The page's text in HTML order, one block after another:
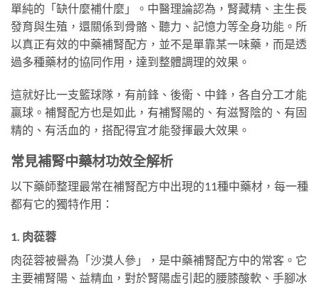
單純的「缺什麼補什麼」。中醫理論認為，腎藏精、主生長
發育與生殖，還關係到骨骼、聽力、記憶力等全身功能。所
以真正有效的中藥補腎配方，並不是單靠某一味藥，而是透
過多種藥材的協同作用，達到整體調理的效果。
這就好比一支籃球隊，有前鋒、後衛、中鋒，各自分工才能
贏球。補腎配方也是如此，有補腎陽的、有滋腎陰的、有固
精的、有活血的，搭配得宜才能發揮最大效果。
常見補腎中藥材功效全解析
以下藥師整理最常在補腎配方中出現的11種中藥材，每一種
都有它的獨特作用：
1. 肉蓯蓉
肉蓯蓉被譽為「沙漠人參」，是中藥補腎配方中的常客。它
主要補腎陽、益精血，對於腎陽虛引起的腰膝酸軟、手腳冰